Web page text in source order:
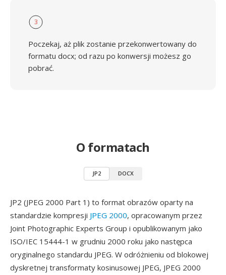
3
Poczekaj, aż plik zostanie przekonwertowany do
formatu docx; od razu po konwersji możesz go
pobrać.
O formatach
JP2 DOCX
JP2 (JPEG 2000 Part 1) to format obrazów oparty na
standardzie kompresji JPEG 2000, opracowanym przez
Joint Photographic Experts Group i opublikowanym jako
ISO/IEC 15444-1 w grudniu 2000 roku jako następca
oryginalnego standardu JPEG. W odróżnieniu od blokowej
dyskretnej transformaty kosinusowej JPEG, JPEG 2000